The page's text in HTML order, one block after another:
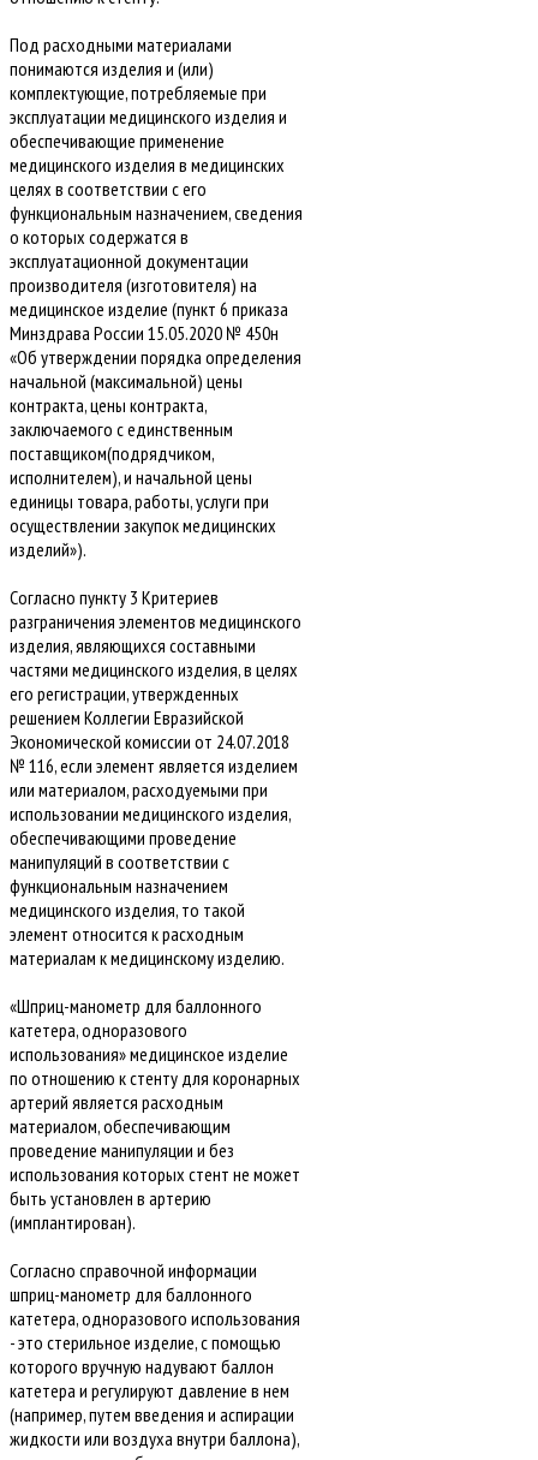
Под расходными материалами
понимаются изделия и (или)
комплектующие, потребляемые при
эксплуатации медицинского изделия и
обеспечивающие применение
медицинского изделия в медицинских
целях в соответствии с его
функциональным назначением, сведения
о которых содержатся в
эксплуатационной документации
производителя (изготовителя) на
медицинское изделие (пункт 6 приказа
Минздрава России 15.05.2020 № 450н
«Об утверждении порядка определения
начальной (максимальной) цены
контракта, цены контракта,
заключаемого с единственным
поставщиком(подрядчиком,
исполнителем), и начальной цены
единицы товара, работы, услуги при
осуществлении закупок медицинских
изделий»).
Согласно пункту 3 Критериев
разграничения элементов медицинского
изделия, являющихся составными
частями медицинского изделия, в целях
его регистрации, утвержденных
решением Коллегии Евразийской
Экономической комиссии от 24.07.2018
№ 116, если элемент является изделием
или материалом, расходуемыми при
использовании медицинского изделия,
обеспечивающими проведение
манипуляций в соответствии с
функциональным назначением
медицинского изделия, то такой
элемент относится к расходным
материалам к медицинскому изделию.
«Шприц-манометр для баллонного
катетера, одноразового
использования» медицинское изделие
по отношению к стенту для коронарных
артерий является расходным
материалом, обеспечивающим
проведение манипуляции и без
использования которых стент не может
быть установлен в артерию
(имплантирован).
Согласно справочной информации
шприц-манометр для баллонного
катетера, одноразового использования
- это стерильное изделие, с помощью
которого вручную надувают баллон
катетера и регулируют давление в нем
(например, путем введения и аспирации
жидкости или воздуха внутри баллона),